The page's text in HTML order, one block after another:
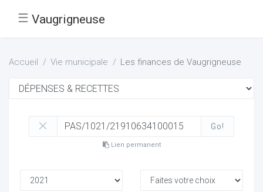
☰ Vaugrigneuse
Accueil Vie municipale Les finances de Vaugrigneuse
Go!
Lien permanent